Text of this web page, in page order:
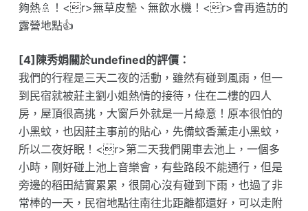
夠熱🚿！<r>無草皮墊、無飲水機！<r>會再造訪的
露營地點👍
[4]陳秀娟關於undefined的評價：
我們的行程是三天二夜的活動，雖然有碰到風雨，但一
到民宿就被莊主劉小姐熱情的接待，住在二樓的四人
房，屋頂很高挑，大窗戶外就是一片綠意！原本很怕的
小黑蚊，也因莊主事前的貼心，先備蚊香薰走小黑蚊，
所以二夜好眠！<r>第二天我們開車去池上，一個多
小時，剛好碰上池上音樂會，有些路段不能通行，但是
旁邊的稻田結實累累，很開心沒有碰到下雨，也過了非
常棒的一天，民宿地點往南往北距離都還好，可以走附